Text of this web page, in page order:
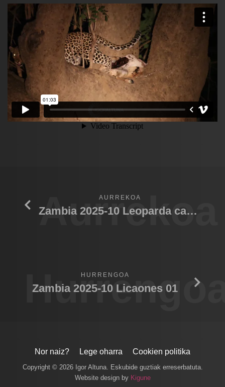
Aurrekoa
AURREKOA
Zambia 2025-10 Leoparda cachorro
HURRENGOA
Zambia 2025-10 Licaones 01
Nor naiz? Lege oharra Cookien politika
Copyright © 2026 Igor Altuna. Eskubide guztiak erreserbatuta.
Website design by Kigune